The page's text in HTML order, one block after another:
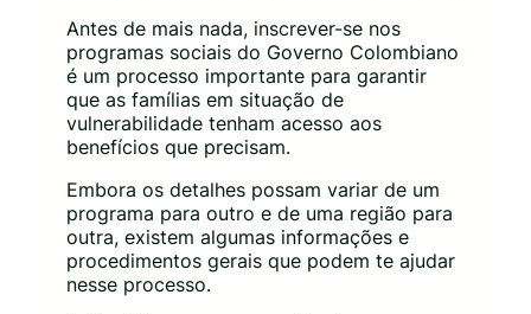
Antes de mais nada, inscrever-se nos
programas sociais do Governo Colombiano
é um processo importante para garantir
que as famílias em situação de
vulnerabilidade tenham acesso aos
benefícios que precisam.
Embora os detalhes possam variar de um
programa para outro e de uma região para
outra, existem algumas informações e
procedimentos gerais que podem te ajudar
nesse processo.